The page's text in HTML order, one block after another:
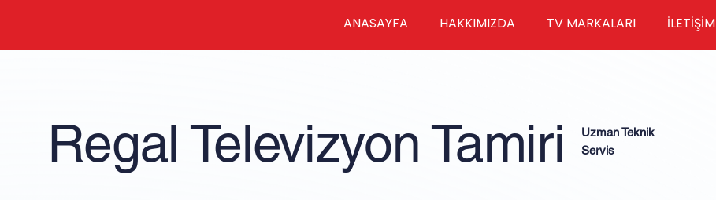
ANASAYFA HAKKIMIZDA TV MARKALARI İLETİŞİM
Regal Televizyon Tamiri
Uzman Teknik
Servis